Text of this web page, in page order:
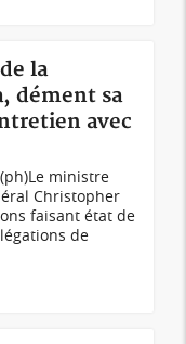
la
dément sa
avec
ministre
Christopher
faisant état de
de